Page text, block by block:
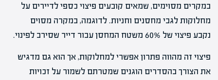
במקרים מסוימים, שמאים קובעים פיצוי כספי לדיירים על
מחלוקות לגבי מחסנים וחניות. לדוגמה, במקרה מסוים
נקבע פיצוי של 60% משטח המחסן עבור דייר שסירב לפינוי.
פיצוי זה מהווה פתרון אפשרי למחלוקות, אך הוא גם מדגיש
את הצורך בהסדרים הוגנים שמטרתם לשמור על זכויות